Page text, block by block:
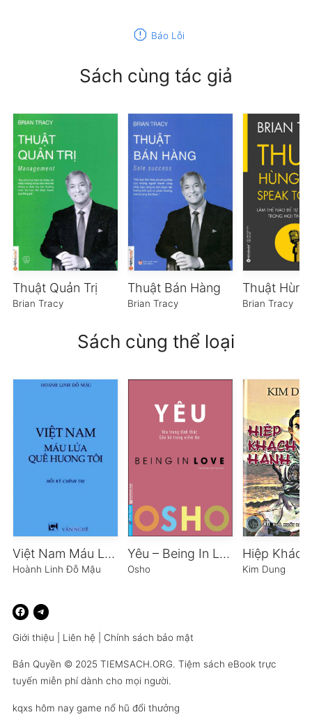
report Báo Lỗi
Sách cùng tác giả
Thuật Quản Trị
Brian Tracy
Thuật Bán Hàng
Brian Tracy
Thuật
Brian Tracy
Sách cùng thể loại
Việt Nam Máu Lửa Quê Hương Tôi
Hoành Linh Đỗ Mậu
Yêu – Being In Love
Osho
Hiệp
Kim Dung
Giới thiệu Liên hệ Chính sách bảo mật
Bản Quyền © 2025 TIEMSACH.ORG. Tiệm sách eBook trực
tuyến miễn phí dành cho mọi người.
kqxs hôm nay game nổ hũ đổi thưởng